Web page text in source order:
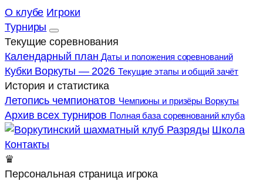
О клубе Игроки
Турниры
Текущие соревнования
Календарный план Даты и положения соревнований
Кубки Воркуты — 2026 Текущие этапы и общий зачёт
История и статистика
Летопись чемпионатов Чемпионы и призёры Воркуты
Архив всех турниров Полная база соревнований клуба
Разряды Школа
Контакты
♛
Персональная страница игрока